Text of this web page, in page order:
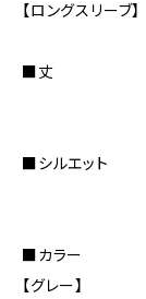
【ロングスリーブ】
■丈
■シルエット
■カラー
【グレー】